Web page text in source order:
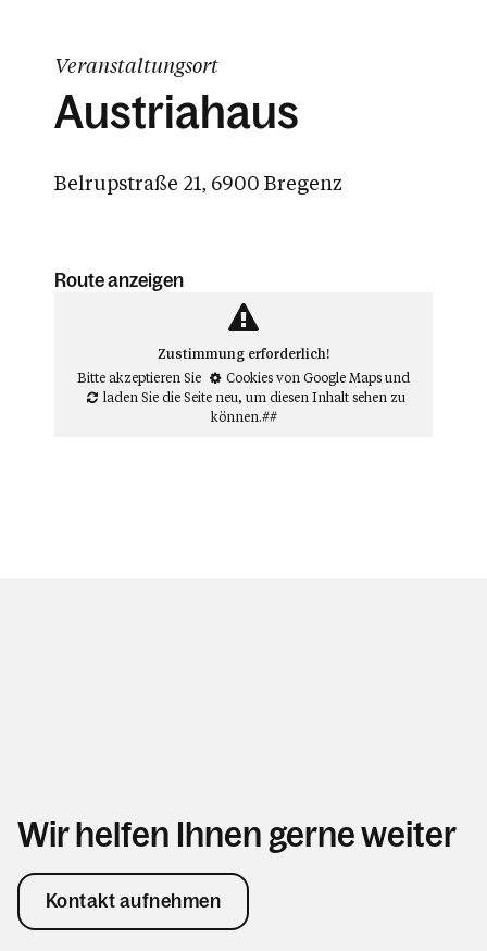
Veranstaltungsort
Austriahaus
Belrupstraße 21, 6900 Bregenz
Route anzeigen
Zustimmung erforderlich!
Bitte akzeptieren Sie
Cookies von Google Mapsund
laden Sie die Seite neu, um diesen Inhalt sehen zu
können.##
Wir helfen Ihnen gerne weiter
Kontakt aufnehmen